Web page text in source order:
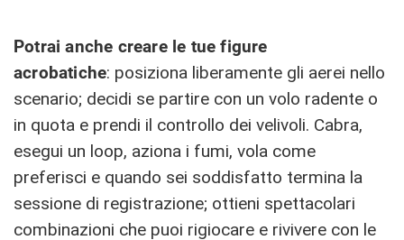
Potrai anche creare le tue figure
acrobatiche: posiziona liberamente gli aerei nello
scenario; decidi se partire con un volo radente o
in quota e prendi il controllo dei velivoli. Cabra,
esegui un loop, aziona i fumi, vola come
preferisci e quando sei soddisfatto termina la
sessione di registrazione; ottieni spettacolari
combinazioni che puoi rigiocare e rivivere con le